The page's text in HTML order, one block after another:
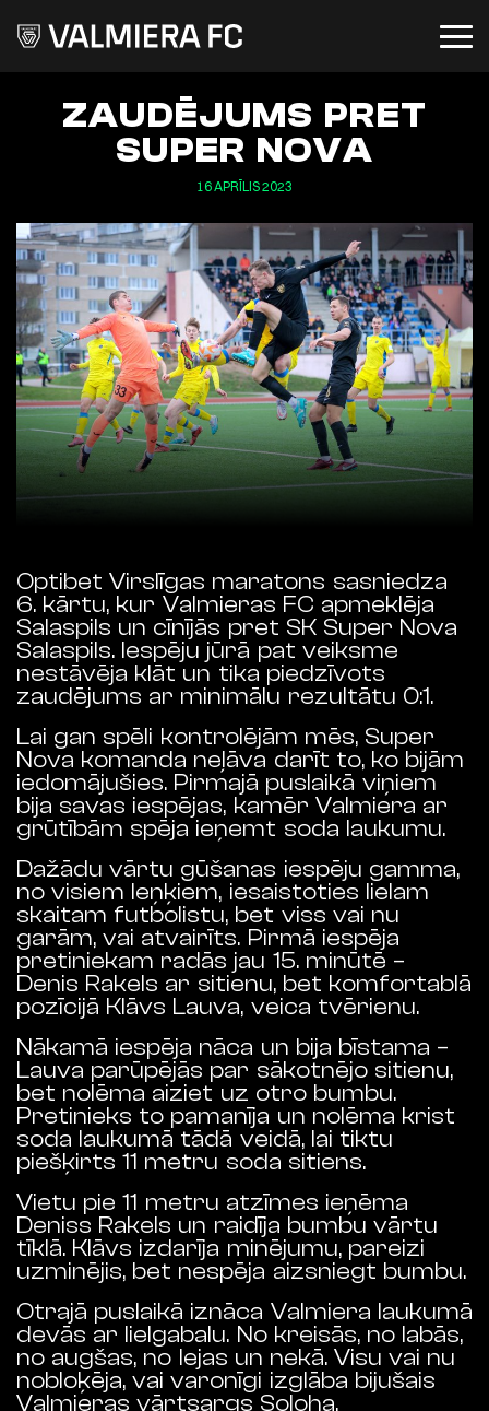
ZAUDĒJUMS PRET
SUPER NOVA
16 APRĪLIS 2023
Optibet Virslīgas maratons sasniedza
6. kārtu, kur Valmieras FC apmeklēja
Salaspils un cīnījās pret SK Super Nova
Salaspils. Iespēju jūrā pat veiksme
nestāvēja klāt un tika piedzīvots
zaudējums ar minimālu rezultātu 0:1.
Lai gan spēli kontrolējām mēs, Super
Nova komanda neļāva darīt to, ko bijām
iedomājušies. Pirmajā puslaikā viņiem
bija savas iespējas, kamēr Valmiera ar
grūtībām spēja ieņemt soda laukumu.
Dažādu vārtu gūšanas iespēju gamma,
no visiem leņķiem, iesaistoties lielam
skaitam futbolistu, bet viss vai nu
garām, vai atvairīts. Pirmā iespēja
pretiniekam radās jau 15. minūtē –
Denis Rakels ar sitienu, bet komfortablā
pozīcijā Klāvs Lauva, veica tvērienu.
Nākamā iespēja nāca un bija bīstama –
Lauva parūpējās par sākotnējositienu,
bet nolēma aiziet uz otrobumbu.
Pretinieks to pamanīja un nolēma krist
soda laukumā tādā veidā, lai tiktu
piešķirts11 metru soda sitiens.
Vietu pie 11 metru atzīmes ieņēma
Deniss Rakels un raidīja bumbu vārtu
tīklā. Klāvs izdarīja minējumu, pareizi
uzminējis, bet nespēja aizsniegt bumbu.
Otrajā puslaikā iznāca Valmiera laukumā
devās ar lielgabalu. No kreisās,no labās,
no augšas, no lejas un nekā. Visu vai nu
nobloķēja, vai varonīgi izglāba bijušais
Valmieras vārtsargs Soloha.